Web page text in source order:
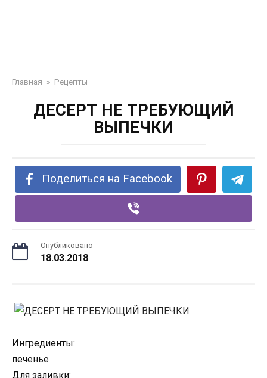
Главная » Рецепты
ДЕСЕРТ НЕ ТРЕБУЮЩИЙ
ВЫПЕЧКИ
Поделиться на Facebook
Опубликовано
18.03.2018
Ингредиенты:
печенье
Для заливки: